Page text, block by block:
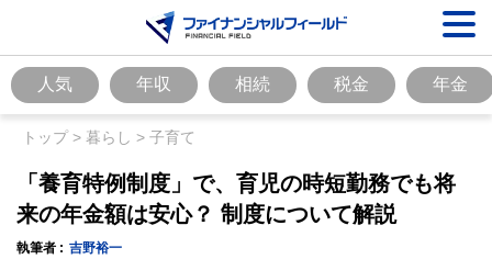
人気 年収 相続 税金 年金
トップ> 暮らし > 子育て
「養育特例制度」で、育児の時短勤務でも将
来の年金額は安心？ 制度について解説
執筆者 : 吉野裕一